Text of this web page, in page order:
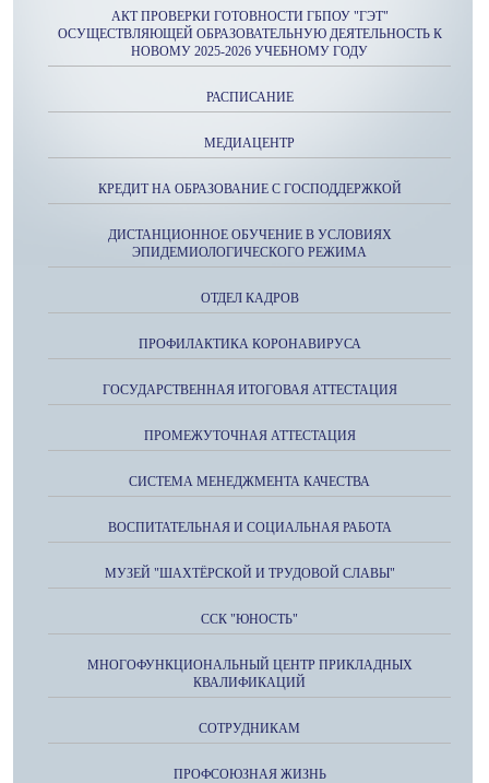
АКТ ПРОВЕРКИ ГОТОВНОСТИ ГБПОУ "ГЭТ"
ОСУЩЕСТВЛЯЮЩЕЙ ОБРАЗОВАТЕЛЬНУЮ ДЕЯТЕЛЬНОСТЬ К
НОВОМУ 2025-2026 УЧЕБНОМУ ГОДУ
РАСПИСАНИЕ
МЕДИАЦЕНТР
КРЕДИТ НА ОБРАЗОВАНИЕ С ГОСПОДДЕРЖКОЙ
ДИСТАНЦИОННОЕ ОБУЧЕНИЕ В УСЛОВИЯХ
ЭПИДЕМИОЛОГИЧЕСКОГО РЕЖИМА
ОТДЕЛ КАДРОВ
ПРОФИЛАКТИКА КОРОНАВИРУСА
ГОСУДАРСТВЕННАЯ ИТОГОВАЯ АТТЕСТАЦИЯ
ПРОМЕЖУТОЧНАЯ АТТЕСТАЦИЯ
СИСТЕМА МЕНЕДЖМЕНТА КАЧЕСТВА
ВОСПИТАТЕЛЬНАЯ И СОЦИАЛЬНАЯ РАБОТА
МУЗЕЙ "ШАХТЁРСКОЙ И ТРУДОВОЙ СЛАВЫ"
ССК "ЮНОСТЬ"
МНОГОФУНКЦИОНАЛЬНЫЙ ЦЕНТР ПРИКЛАДНЫХ
КВАЛИФИКАЦИЙ
СОТРУДНИКАМ
ПРОФСОЮЗНАЯ ЖИЗНЬ